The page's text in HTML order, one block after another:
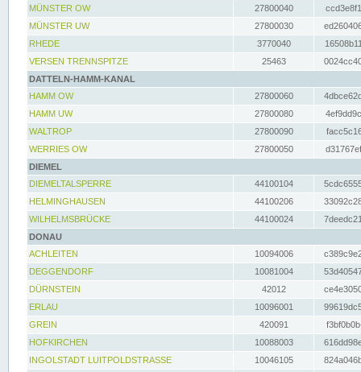
MÜNSTER OW
27800040
MÜNSTER UW
27800030
RHEDE
3770040
VERSEN TRENNSPITZE
25463
DATTELN-HAMM-KANAL
HAMM OW
27800060
HAMM UW
27800080
WALTROP
27800090
WERRIES OW
27800050
DIEMEL
DIEMELTALSPERRE
44100104
HELMINGHAUSEN
44100206
WILHELMSBRÜCKE
44100024
DONAU
ACHLEITEN
10094006
DEGGENDORF
10081004
DÜRNSTEIN
42012
ERLAU
10096001
GREIN
420091
HOFKIRCHEN
10088003
INGOLSTADT LUITPOLDSTRASSE
10046105